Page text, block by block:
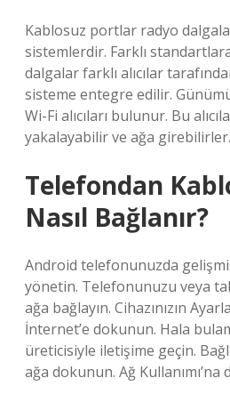
Kablosuz portlar radyo
sistemlerdir. Farklı
dalgalar farklı alıcılar
sisteme entegre edilir.
Wi-Fi alıcıları bulunur. Bu
yakalayabilir ve ağa girebilirler.
Telefondan
Nasıl Bağlanır?
Android telefonunuzda
yönetin. Telefonunuzu veya
ağa bağlayın. Cihazınızın
İnternet’e dokunun. Hala
üreticisiyle iletişime geçin.
ağa dokunun. Ağ Kullanımı’na